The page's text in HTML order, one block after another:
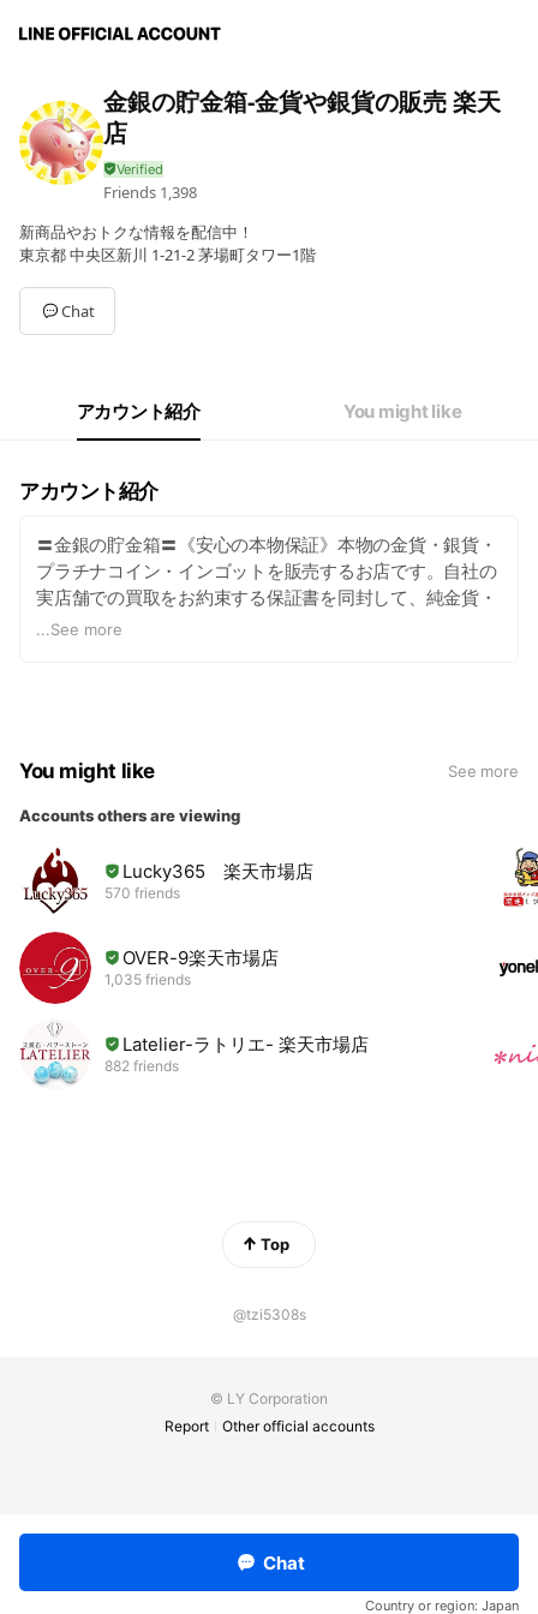
金銀の貯金箱-金貨や銀貨の販売 楽天
店
Friends 1,398
新商品やおトクな情報を配信中！
東京都 中央区新川 1-21-2 茅場町タワー1階
Chat
アカウント紹介 You might like
アカウント紹介
〓金銀の貯金箱〓《安心の本物保証》本物の金貨・銀貨・
プラチナコイン・インゴットを販売するお店です。自社の
実店舗での買取をお約束する保証書を同封して、純金貨・
純銀貨・純プラチナコイン・インゴットを販売していま
...See more
You might like See more
Accounts others are viewing
Lucky365 楽天市場店
570 friends
OVER-9楽天市場店
1,035 friends
Latelier-ラトリエ- 楽天市場店
882 friends
Top
@tzi5308s
© LY Corporation
Report
Other official accounts
Chat
Country or region: Japan